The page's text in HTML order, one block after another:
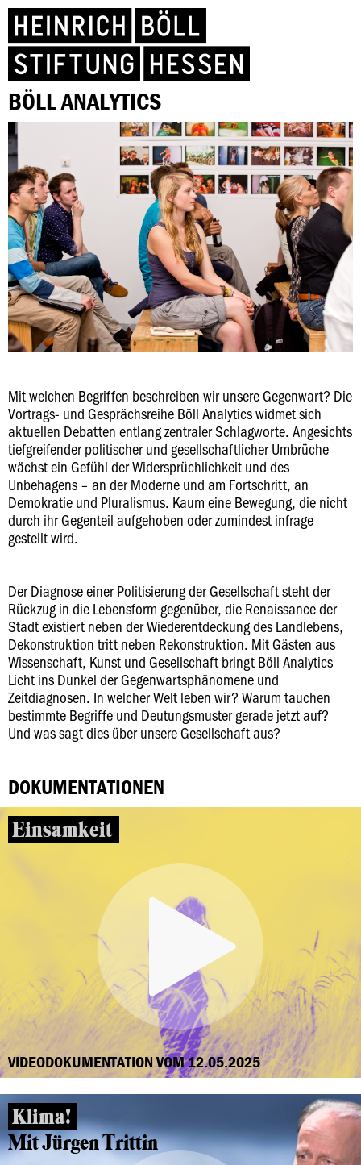
BÖLL ANALYTICS
Mit welchen Begriffen beschreiben wir unsere Gegenwart? Die
Vortrags- und Gesprächsreihe Böll Analytics widmet sich
aktuellen Debatten entlang zentraler Schlagworte. Angesichts
tiefgreifender politischer und gesellschaftlicher Umbrüche
wächst ein Gefühl der Widersprüchlichkeit und des
Unbehagens – an der Moderne und am Fortschritt, an
Demokratie und Pluralismus. Kaum eine Bewegung, die nicht
durch ihr Gegenteil aufgehoben oder zumindest infrage
gestellt wird.
Der Diagnose einer Politisierung der Gesellschaft steht der
Rückzug in die Lebensform gegenüber, die Renaissance der
Stadt existiert neben der Wiederentdeckung des Landlebens,
Dekonstruktion tritt neben Rekonstruktion. Mit Gästen aus
Wissenschaft, Kunst und Gesellschaft bringt Böll Analytics
Licht ins Dunkel der Gegenwartsphänomene und
Zeitdiagnosen. In welcher Welt leben wir? Warum tauchen
bestimmte Begriffe und Deutungsmuster gerade jetzt auf?
Und was sagt dies über unsere Gesellschaft aus?
DOKUMENTATIONEN
Einsamkeit
VIDEODOKUMENTATION VOM 12.05.2025
Klima!
Mit Jürgen Trittin